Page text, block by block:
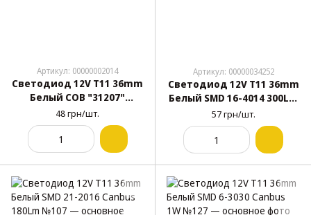
Артикул: 00000002014
Светодиод 12V T11 36mm
Белый COB "31207"
+190Lm (№135)
48 грн/шт.
Артикул: 00000034252
Светодиод 12V T11 36mm
Белый SMD 16-4014 300Lm
№119
57 грн/шт.